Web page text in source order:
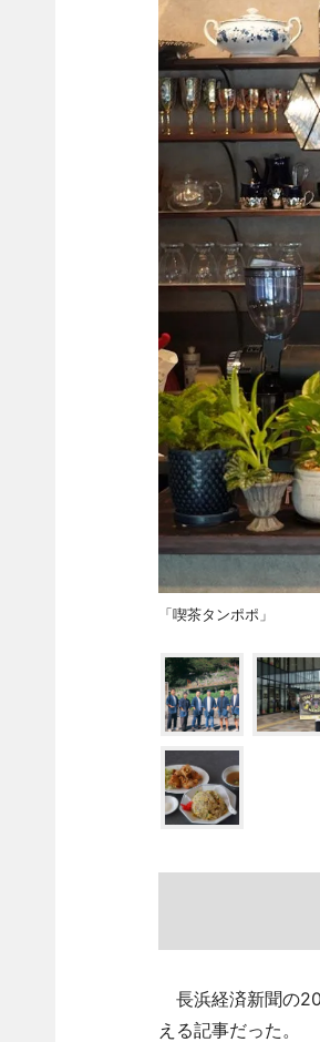
「喫茶タンポポ」
長浜経済新聞の
える記事だった。